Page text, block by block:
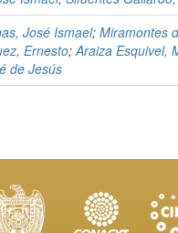
José Ismael;Miramontes
Ernesto;Araiza Esquivel,
de Jesús